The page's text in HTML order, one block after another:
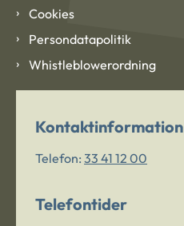
Cookies
Persondatapolitik
Whistleblowerordning
Kontaktinformation
Telefon: 33 41 12 00
Telefontider